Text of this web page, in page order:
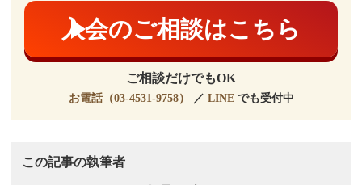
入会のご相談はこちら
ご相談だけでもOK
お電話（03-4531-9758） ／ LINEでも受付中
この記事の執筆者